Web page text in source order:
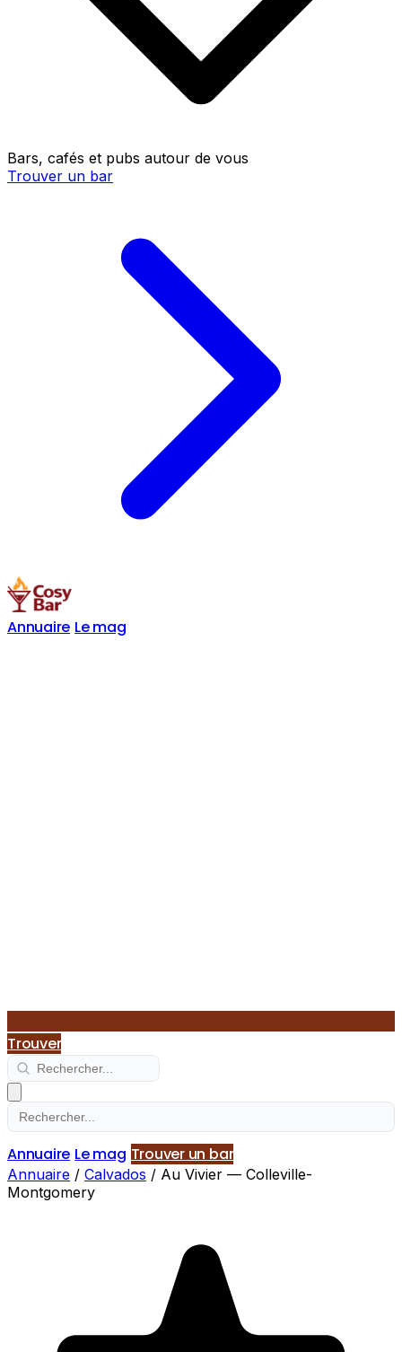
Bars, cafés et pubs autour de vous
Trouver un bar
Annuaire Le mag
Trouver
Annuaire Le mag Trouver un bar
Annuaire / Calvados / Au Vivier — Colleville-
Montgomery